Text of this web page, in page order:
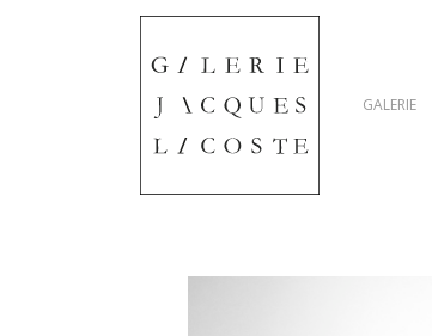
GALERIE